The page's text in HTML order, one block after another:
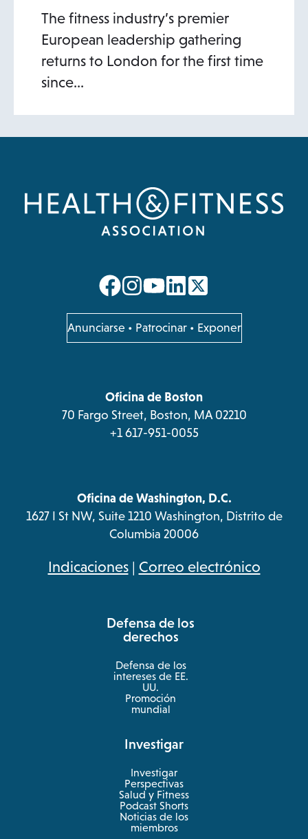
The fitness industry’s premier
European leadership gathering
returns to London for the first time
since…
opens
a
new
opens
a
new
opens
a
new
opens
a
new
Anunciarseopens
in
tab
• Patrocinar• Exponer
Oficina de Boston
70 Fargo Street, Boston, MA 02210
+1 617-951-0055
Oficina de Washington, D.C.
1627 I St NW, Suite 1210 Washington, Distrito de
Columbia 20006
Indicacionesopens
new
| Correo electrónico
Defensa de los
derechos
Defensa de los
intereses de EE.
UU.
Promoción
mundial
Investigar
Investigar
Perspectivas
Salud y Fitness
opens
in
a
new
Podcast Shorts
Noticias de los
miembros